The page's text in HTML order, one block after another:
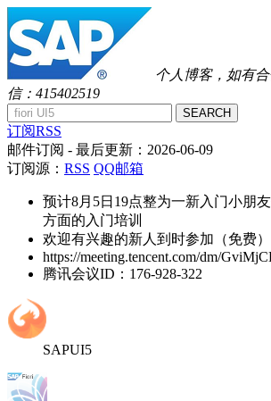
个人博客，如有
信：415402519
SEARCH
订阅RSS
邮件订阅 - 最后更新： 2026-06-09
订阅源： RSS QQ邮箱
预计8月5日19点整为一新入门小朋
方面的入门培训
欢迎有兴趣的新人到时参加（免费
https://meeting.tencent.com/dm/
腾讯会议ID：176-928-322
SAPUI5